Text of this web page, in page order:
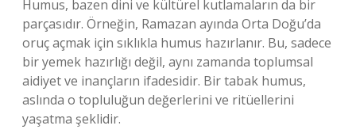
Humus, bazen dini ve kültürel kutlamaların da bir
parçasıdır. Örneğin, Ramazan ayında Orta Doğu’da
oruç açmak için sıklıkla humus hazırlanır. Bu, sadece
bir yemek hazırlığı değil, aynı zamanda toplumsal
aidiyet ve inançların ifadesidir. Bir tabak humus,
aslında o topluluğun değerlerini ve ritüellerini
yaşatma şeklidir.